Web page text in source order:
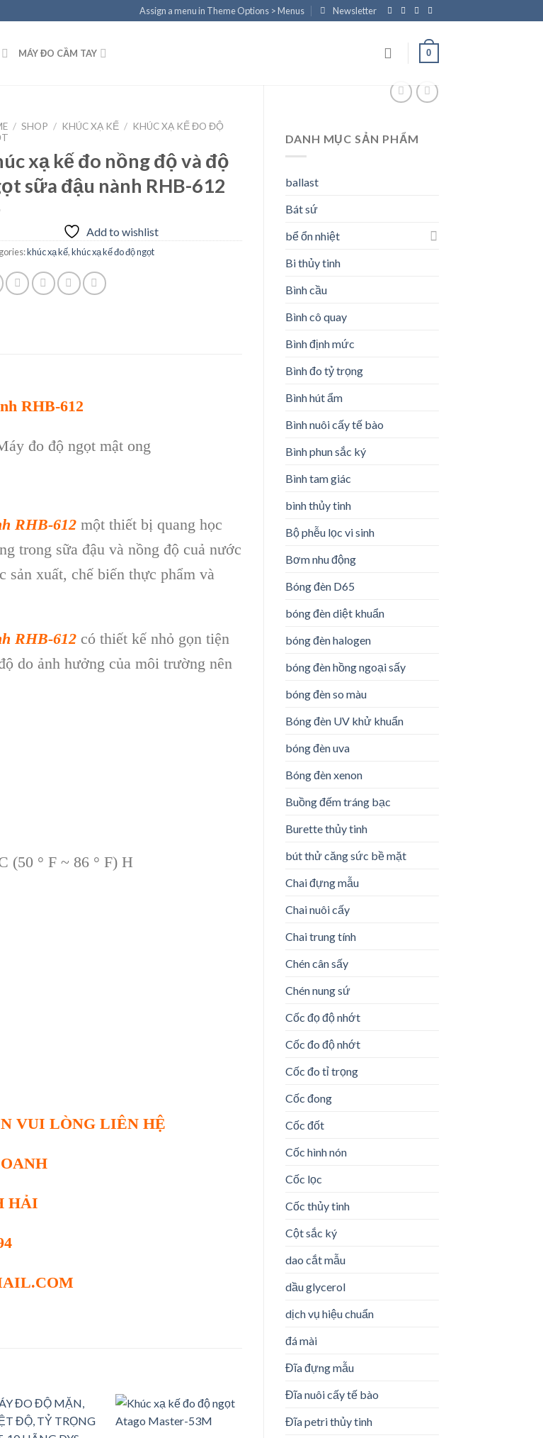
Assign a menu in Theme Options > Menus Newsletter
MÁY ĐO CẦM TAY 0
DANH MỤC SẢN PHẨM
ballast
Bát sứ
bể ổn nhiệt
Bi thủy tinh
Bình cầu
Bình cô quay
Bình định mức
Bình đo tỷ trọng
Bình hút ẩm
Bình nuôi cấy tế bào
Bình phun sắc ký
Bình tam giác
bình thủy tinh
Bộ phễu lọc vi sinh
Bơm nhu động
Bóng đèn D65
bóng đèn diệt khuẩn
bóng đèn halogen
bóng đèn hồng ngoại sấy
bóng đèn so màu
Bóng đèn UV khử khuẩn
bóng đèn uva
Bóng đèn xenon
Buồng đếm tráng bạc
Burette thủy tinh
bút thử căng sức bề mặt
Chai đựng mẫu
Chai nuôi cấy
Chai trung tính
Chén cân sấy
Chén nung sứ
Cốc đọ độ nhớt
Cốc đo độ nhớt
Cốc đo tỉ trọng
Cốc đong
Cốc đốt
Cốc hình nón
Cốc lọc
Cốc thủy tinh
Cột sắc ký
dao cắt mẫu
dầu glycerol
dịch vụ hiệu chuẩn
đá mài
Đĩa đựng mẫu
Đĩa nuôi cấy tế bào
Đĩa petri thủy tinh
/ SHOP / KHÚC XẠ KẾ / KHÚC XẠ KẾ ĐO ĐỘ
xạ kế đo nồng độ và độ
sữa đậu nành RHB-612
Add to wishlist
khúc xạ kế,khúc xạ kế đo độ ngọt
RHB-612
đo độ ngọt mật ong
RHB-612 một thiết bị quang học
trong sữa đậu và nồng độ cuả nước
sản xuất, chế biến thực phẩm và
RHB-612 có thiết kế nhỏ gọn tiện
do ảnh hưởng của môi trường nên
(50 ° F ~ 86 ° F) H
VUI LÒNG LIÊN HỆ
HẢI